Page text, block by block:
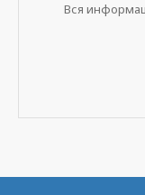
Вся